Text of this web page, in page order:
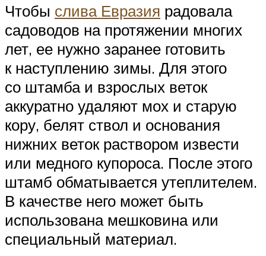
Чтобы слива Евразия радовала
садоводов на протяжении многих
лет, ее нужно заранее готовить
к наступлению зимы. Для этого
со штамба и взрослых веток
аккуратно удаляют мох и старую
кору, белят ствол и основания
нижних веток раствором извести
или медного купороса. После этого
штамб обматывается утеплителем.
В качестве него может быть
использована мешковина или
специальный материал.